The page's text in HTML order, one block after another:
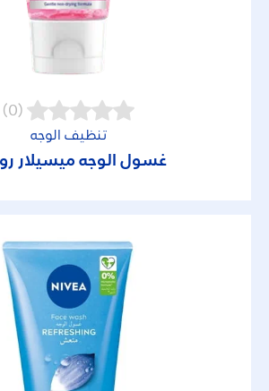
(0)
تنظيف الوجه
غسول الوجه ميسيلار